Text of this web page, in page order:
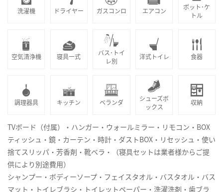
洗濯機 ドライヤー ガスコンロ エアコン
ポット･ケ
トル
空気清浄機 寝具一式
バス･トイ
レ別
洋式トイレ 食器
調理器具 キッチン ベランダ
シューズボ
ックス
収納
TVボード（付属）・ハンガー・ウォールミラー・リモコン・BOX
ティッシュ・鏡・カーテン・時計・ダストBOX・リセッシュ・使い
捨てスリッパ・芳香剤・靴ベラ・（寝具セットは業者様からご提
供により別途費用）
シャンプー・ボディーソープ・フェイスタオル・バスタオル・バス
マット・トイレブラシ・トイレットペーパー・洗濯洗剤・歯ブラ